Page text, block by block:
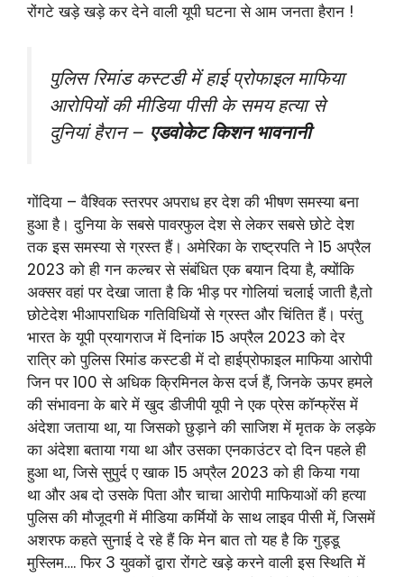
रोंगटे खड़े खड़े कर देने वाली यूपी घटना से आम जनता हैरान !
पुलिस रिमांड कस्टडी में हाई प्रोफाइल माफिया
आरोपियों की मीडिया पीसी के समय हत्या से
दुनियां हैरान – एडवोकेट किशन भावनानी
गोंदिया – वैश्विक स्तरपर अपराध हर देश की भीषण समस्या बना
हुआ है। दुनिया के सबसे पावरफुल देश से लेकर सबसे छोटे देश
तक इस समस्या से ग्रस्त हैं। अमेरिका के राष्ट्रपति ने 15 अप्रैल
2023 को ही गन कल्चर से संबंधित एक बयान दिया है, क्योंकि
अक्सर वहां पर देखा जाता है कि भीड़ पर गोलियां चलाई जाती है,तो
छोटेदेश भीआपराधिक गतिविधियों से ग्रस्त और चिंतित हैं। परंतु
भारत के यूपी प्रयागराज में दिनांक 15 अप्रैल 2023 को देर
रात्रि को पुलिस रिमांड कस्टडी में दो हाईप्रोफाइल माफिया आरोपी
जिन पर 100 से अधिक क्रिमिनल केस दर्ज हैं, जिनके ऊपर हमले
की संभावना के बारे में खुद डीजीपी यूपी ने एक प्रेस कॉन्फ्रेंस में
अंदेशा जताया था, या जिसको छुड़ाने की साजिश में मृतक के लड़के
का अंदेशा बताया गया था और उसका एनकाउंटर दो दिन पहले ही
हुआ था, जिसे सुपुर्द ए खाक 15 अप्रैल 2023 को ही किया गया
था और अब दो उसके पिता और चाचा आरोपी माफियाओं की हत्या
पुलिस की मौजूदगी में मीडिया कर्मियों के साथ लाइव पीसी में, जिसमें
अशरफ कहते सुनाई दे रहे हैं कि मेन बात तो यह है कि गुड्डू
मुस्लिम…. फिर 3 युवकों द्वारा रोंगटे खड़े करने वाली इस स्थिति में